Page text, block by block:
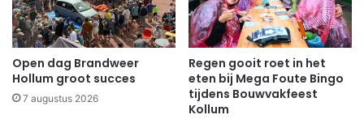
Open dag Brandweer
Hollum groot succes
7 augustus 2026
Regen gooit roet in het
eten bij Mega Foute Bingo
tijdens Bouwvakfeest
Kollum